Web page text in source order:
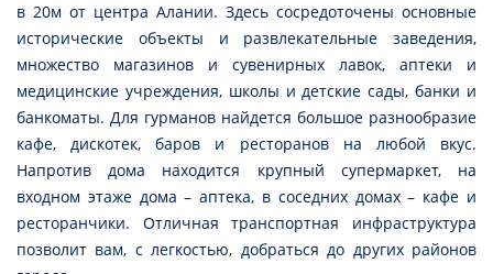
в 20м от центра Алании. Здесь сосредоточены основные
исторические объекты и развлекательные заведения,
множество магазинов и сувенирных лавок, аптеки и
медицинские учреждения, школы и детские сады, банки и
банкоматы. Для гурманов найдется большое разнообразие
кафе, дискотек, баров и ресторанов на любой вкус.
Напротив дома находится крупный супермаркет, на
входном этаже дома – аптека, в соседних домах – кафе и
ресторанчики. Отличная транспортная инфраструктура
позволит вам, с легкостью, добраться до других районов